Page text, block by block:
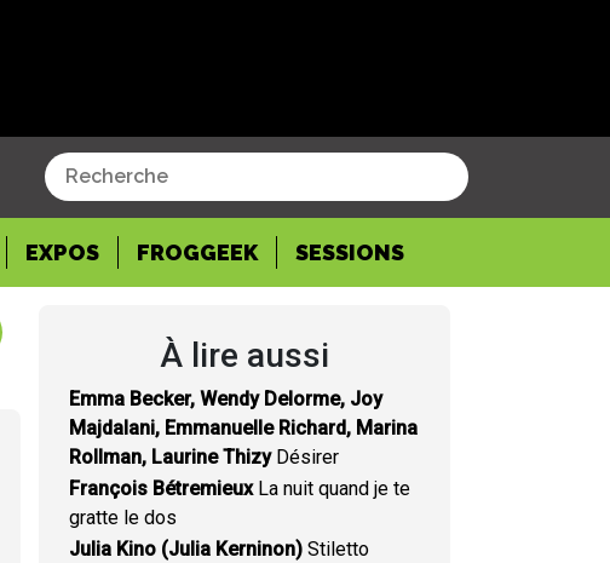
EXPOS FROGGEEK SESSIONS
À lire aussi
Emma Becker, Wendy Delorme, Joy
Majdalani, Emmanuelle Richard, Marina
Rollman, Laurine ThizyDésirer
François BétremieuxLa nuit quand je te
gratte le dos
Julia Kino (Julia Kerninon) Stiletto